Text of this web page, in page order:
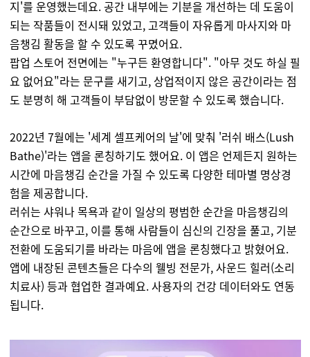
지'를 운영했는데요. 공간 내부에는 기분을 개선하는 데 도움이
되는 작품들이 전시돼 있었고, 고객들이 자유롭게 마사지와 마
음챙김 활동을 할 수 있도록 꾸몄어요.
팝업 스토어 전면에는 "누구든 환영합니다". "아무 것도 하실 필
요 없어요"라는 문구를 새기고, 상업적이지 않은 공간이라는 점
도 분명히 해 고객들이 부담없이 방문할 수 있도록 했습니다.
2022년 7월에는 '세계 셀프케어의 날'에 맞춰 '러쉬 배스(Lush
Bathe)'라는 앱을 론칭하기도 했어요. 이 앱은 언제든지 원하는
시간에 마음챙김 순간을 가질 수 있도록 다양한 테마별 명상경
험을 제공합니다.
러쉬는 샤워나 목욕과 같이 일상의 평범한 순간을 마음챙김의
순간으로 바꾸고, 이를 통해 사람들이 심신의 긴장을 풀고, 기분
전환에 도움되기를 바라는 마음에 앱을 론칭했다고 밝혔어요.
앱에 내장된 콘텐츠들은 다수의 웰빙 전문가, 사운드 힐러(소리
치료사) 등과 협업한 결과예요. 사용자의 건강 데이터와도 연동
됩니다.